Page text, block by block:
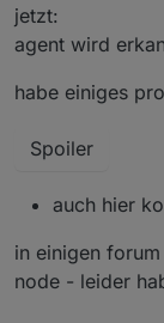
Neuer
const
jetzt:
agent wird
habe einiges
Spoiler
auch hier
in einigen
node - leider